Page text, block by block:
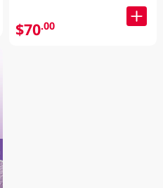
$70.00